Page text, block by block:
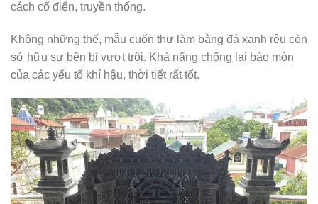
cách cổ điển, truyền thống.
Không những thế, mẫu cuốn thư làm bằng đá xanh rêu còn
sở hữu sự bền bỉ vượt trội. Khả năng chống lại bào mòn
của các yếu tố khí hậu, thời tiết rất tốt.